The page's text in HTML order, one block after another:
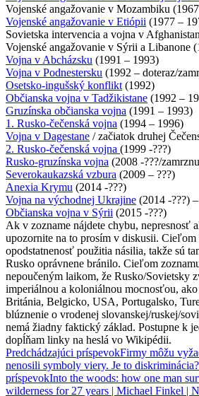
Vojenské angažovanie v Mozambiku
Vojenské angažovanie v Etiópii (1977 –
Sovietska intervencia a vojna v
Vojenské angažovanie v Sýrii a Libanone
Vojna v Abcházsku (1991 – 1993)
Vojna v Podnestersku (1992 – doteraz/
Osetsko-ingušský konflikt (1992)
Občianska vojna v Tadžikistane (1992 –
Gruzínska občianska vojna (1991 – 1993)
1. Rusko-čečenská vojna (1994 – 1996)
Vojna v Dagestane / začiatok druhej
2. Rusko-čečenská vojna (1999 -???)
Rusko-gruzínska vojna (2008 -???/
Severokaukazská vzbura (2009 – ???)
Anexia Krymu (2014 -???)
Vojna na východnej Ukrajine (2014 -???)
Občianska vojna v Sýrii (2015 -???)
Ak v zozname nájdete chybu, nepresnosť
upozornite na to prosím v diskusii.
opodstatnenosť použitia násilia, takže sú
Rusko oprávnene bránilo. Cieľom
nepoučeným laikom, že Rusko/Sovietsky
imperiálnou a koloniálnou mocnosťou,
Británia, Belgicko, USA, Portugalsko,
blúznenie o vrodenej slovanskej/ruskej/
nemá žiadny faktický základ. Postupne k
dopĺňam linky na heslá vo Wikipédii.
Navigácia
článkami
Predchádzajúci príspevokFirmy môžu
nenosili symboly viery. Je to
príspevokInto the woods: how one man
wilderness for 27 years | Michael Finkel |